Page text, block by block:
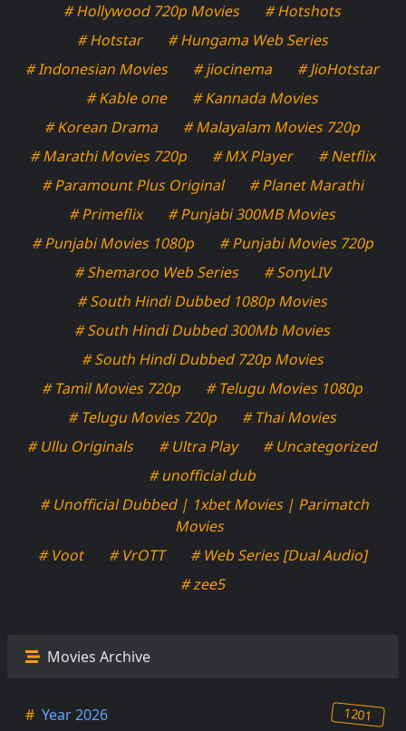
# Hollywood 720p Movies
# Hotshots
# Hotstar
# Hungama Web Series
# Indonesian Movies
# jiocinema
# JioHotstar
# Kable one
# Kannada Movies
# Korean Drama
# Malayalam Movies 720p
# Marathi Movies 720p
# MX Player
# Netflix
# Paramount Plus Original
# Planet Marathi
# Primeflix
# Punjabi 300MB Movies
# Punjabi Movies 1080p
# Punjabi Movies 720p
# Shemaroo Web Series
# SonyLIV
# South Hindi Dubbed 1080p Movies
# South Hindi Dubbed 300Mb Movies
# South Hindi Dubbed 720p Movies
# Tamil Movies 720p
# Telugu Movies 1080p
# Telugu Movies 720p
# Thai Movies
# Ullu Originals
# Ultra Play
# Uncategorized
# unofficial dub
# Unofficial Dubbed | 1xbet Movies | Parimatch
Movies
# Voot
# VrOTT
# Web Series [Dual Audio]
# zee5
Movies Archive
# Year 2026 1201